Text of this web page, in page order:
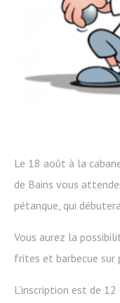
Le 18 août à la
de Bains vous
pétanque, qui
Vous aurez la
frites et barbecue sur
L’inscription est de